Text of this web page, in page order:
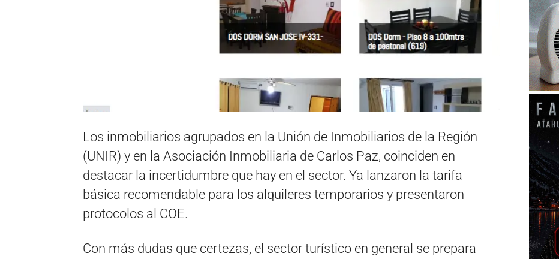
Los inmobiliarios agrupados en la Unión de Inmobiliarios de la Región
(UNIR) y en la Asociación Inmobiliaria de Carlos Paz, coinciden en
destacar la incertidumbre que hay en el sector. Ya lanzaron la tarifa
básica recomendable para los alquileres temporarios y presentaron
protocolos al COE.
Con más dudas que certezas, el sector turístico en general se prepara